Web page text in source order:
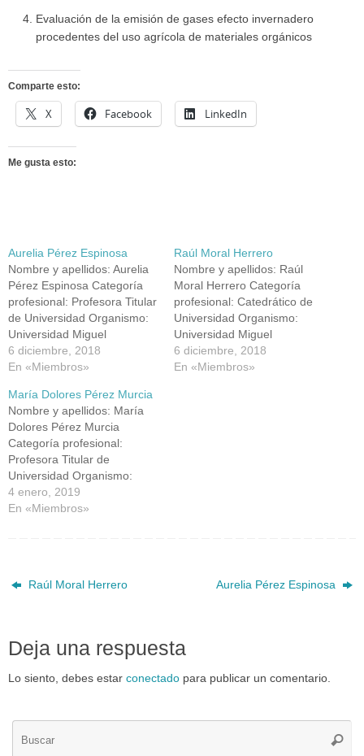
Evaluación de la emisión de gases efecto invernadero
procedentes del uso agrícola de materiales orgánicos
Comparte esto:
X Facebook LinkedIn
Me gusta esto:
Aurelia Pérez Espinosa
Nombre y apellidos: Aurelia
Pérez Espinosa Categoría
profesional: Profesora Titular
de Universidad Organismo:
Universidad Miguel
Hernández Dirección: EPSO,
Departamento de
Ambiente, Escuela
Politécnica Superior de
Orihuela, Ctra. Beniel km.
3,2, 03312-Orihuela
(Alicante) Teléfono: 966 749
712 Fax: 966 749 711 Email:
aurelia.perez@umh.es
ORCID:
6 diciembre, 2018
En «Miembros»
Raúl Moral Herrero
Nombre y apellidos: Raúl
Moral Herrero Categoría
profesional: Catedrático de
Universidad Organismo:
Universidad Miguel
Hernández Dirección: EPSO,
Departamento de
6 diciembre, 2018
En «Miembros»
María Dolores Pérez Murcia
Nombre y apellidos: María
Dolores Pérez Murcia
Categoría profesional:
Profesora Titular de
Universidad Organismo:
Universidad Miguel
Hernández Dirección: EPSO,
966749711 Fax: 966 749
ORCID: 0000-0003-0722-
9599 ResearcherID: O-
ID: 8628632900 Research
https://www.researchgate.net
/profile/Perez_Murcia
4 enero, 2019
En «Miembros»
Raúl Moral Herrero Aurelia Pérez Espinosa
Deja una respuesta
Lo siento, debes estar conectado para publicar un comentario.